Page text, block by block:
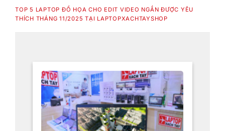
TOP 5 LAPTOP ĐỒ HỌA CHO EDIT VIDEO NGẮN ĐƯỢC YÊU
THÍCH THÁNG 11/2025 TẠI LAPTOPXACHTAYSHOP